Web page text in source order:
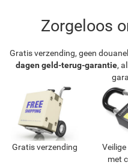
Zorgeloos
Gratis verzending, geen
dagen geld-terug-garantie,
Gratis verzending
met